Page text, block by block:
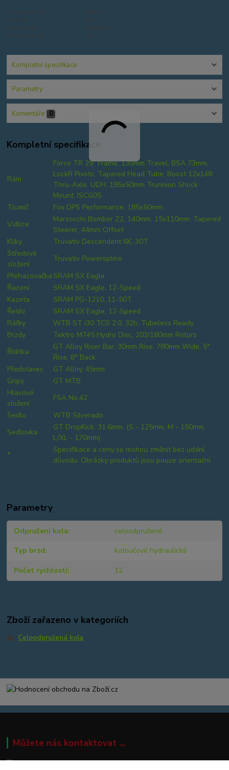
Kompletní specifikace
Parametry
Komentáře 0
Kompletní specifikace
Rám
Force TR 29” Frame, 130mm Travel, BSA 73mm,
LockR Pivots, Tapered Head Tube, Boost 12x148
Thru-Axle, UDH, 185x50mm Trunnion Shock
Mount, ISCG05
Tlumič
Fox DPS Performance, 185x50mm
Vidlice
Marzocchi Bomber Z2, 140mm, 15x110mm, Tapered
Steerer, 44mm Offset
Kliky
Truvativ Descendent 6K, 30T
Středové
složení
Truvativ Powerspline
Přehazovačka SRAM SX Eagle
Řazení
SRAM SX Eagle, 12-Speed
Kazeta
SRAM PG-1210, 11-50T
Řetěz
SRAM SX Eagle, 12-Speed
Ráfky
WTB ST i30 TCS 2.0, 32h, Tubeless Ready
Brzdy
Tektro M745 Hydro Disc, 203/180mm Rotors
Řídítka
GT Alloy Riser Bar, 30mm Rise, 780mm Wide, 5°
Rise, 8° Back
Představec
GT Alloy, 45mm
Gripy
GT MTB
Hlavové
složení
FSA No.42
Sedlo
WTB Silverado
Sedlovka
GT DropKick, 31.6mm, (S - 125mm, M - 150mm,
L/XL - 170mm)
*
Specifikace a ceny se mohou změnit bez udání
důvodu. Obrázky produktů jsou pouze orientační.
Parametry
Odpružení kola celoodpružené
Typ brzd kotoučové hydraulické
Počet rychlostí 12
Zboží zařazeno v kategoriích
Celoodpružená kola
Můžete nás kontaktovat ...